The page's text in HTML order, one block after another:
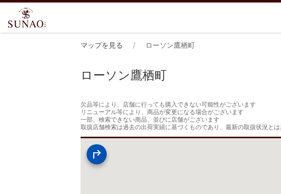
マップを見る ローソン鷹栖町
ローソン鷹栖町
欠品等により、店舗に行っても購入できない可能性がございます
リニューアル等により、商品が変更になる場合がございます
一部、検索できない商品、並びに店舗がございます
取扱店舗検索は過去の出荷実績に基づくものであり、最新の取扱状況と